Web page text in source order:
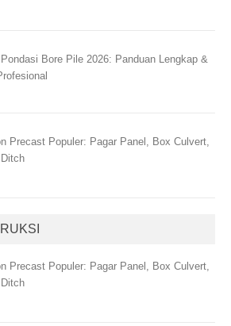
Pondasi Bore Pile 2026: Panduan Lengkap &
Precast Populer: Pagar Panel, Box Culvert,
Precast Populer: Pagar Panel, Box Culvert,